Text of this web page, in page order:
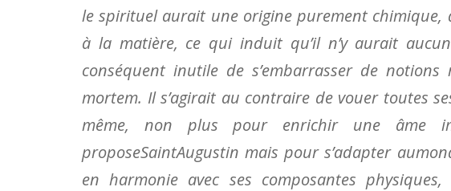
le spirituel aurait une origine purement chimique,
à la matière, ce qui induit qu’il n’y aurait
conséquent inutile de s’embarrasser de
mortem. Il s’agirait au contraire de vouer toutes
même, non plus pour enrichir une âme
proposeSaintAugustin mais pour s’adapter
en harmonie avec ses composantes